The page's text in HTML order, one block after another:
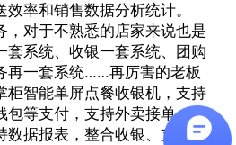
率和销售数据分析统计。
，对于不熟悉的店家来说也是
套系统、收银一套系统、团购
再一套系统……再厉害的老板
柜智能单屏点餐收银机，支持
包等支付，支持外卖接单、支
数据报表，整合收银、支付、